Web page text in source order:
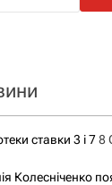
ставки 3 і 78
Колесніченко